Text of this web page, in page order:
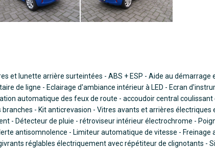
et lunette arrière surteintées - ABS + ESP - Aide au
de ligne - Eclairage d'ambiance intérieur à LED - Ecran
automatique des feux de route - accoudoir central
branches - Kit anticrevasion - Vitres avants et arrières
- Détecteur de pluie - rétroviseur intérieur électrochrome -
antisomnolence - Limiteur automatique de vitesse -
réglables électriquement avec répétiteur de clignotants -